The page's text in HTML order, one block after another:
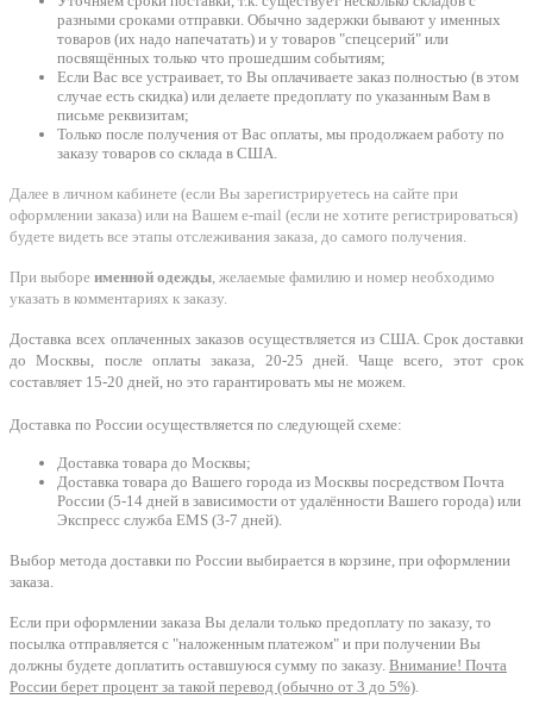
разными сроками отправки. Обычно задержки бывают у именных
товаров (их надо напечатать) и у товаров "спецсерий" или
посвящённых только что прошедшим событиям;
Если Вас все устраивает, то Вы оплачиваете заказ полностью (в этом
случае есть скидка) или делаете предоплату по указанным Вам в
письме реквизитам;
Только после получения от Вас оплаты, мы продолжаем работу по
заказу товаров со склада в США.
Далее в личном кабинете (если Вы зарегистрируетесь на сайте при
оформлении заказа) или на Вашем e-mail (если не хотите регистрироваться)
будете видеть все этапы отслеживания заказа, до самого получения.
При выборе именной одежды, желаемые фамилию и номер необходимо
указать в комментариях к заказу.
Доставка всех оплаченных заказов осуществляется из США. Срок доставки
до Москвы, после оплаты заказа, 20-25 дней. Чаще всего, этот срок
составляет 15-20 дней, но это гарантировать мы не можем.
Доставка по России осуществляется по следующей схеме:
Доставка товара до Москвы;
Доставка товара до Вашего города из Москвы посредством Почта
России (5-14 дней в зависимости от удалённости Вашего города) или
Экспресс служба EMS (3-7 дней).
Выбор метода доставки по России выбирается в корзине, при оформлении
заказа.
Если при оформлении заказа Вы делали только предоплату по заказу, то
посылка отправляется с "наложенным платежом" и при получении Вы
должны будете доплатить оставшуюся сумму по заказу. Внимание! Почта
России берет процент за такой перевод (обычно от 3 до 5%).